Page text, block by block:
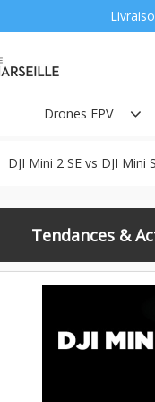
Drones FPV
DJI Mini 2 SE vs DJI Mini
Tendances &